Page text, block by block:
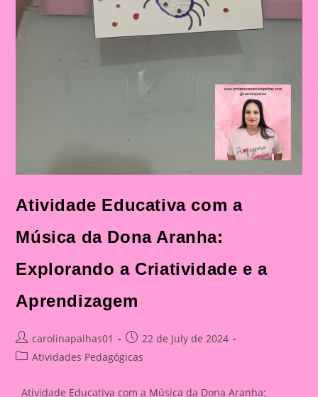
Atividade Educativa com a
Música da Dona Aranha:
Explorando a Criatividade e a
Aprendizagem
Post
author:
carolinapalhas01
Post
published:
22 de July de 2024
PostAtividades Pedagógicas
Atividade Educativa com a Música da Dona Aranha: